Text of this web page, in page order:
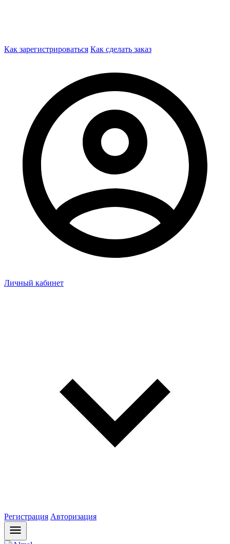
Как зарегистрироваться Как сделать заказ
Личный кабинет
Регистрация Авторизация